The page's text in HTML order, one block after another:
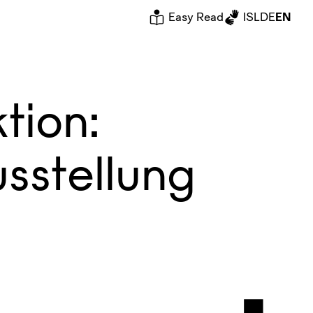
Easy Read ISLDEEN